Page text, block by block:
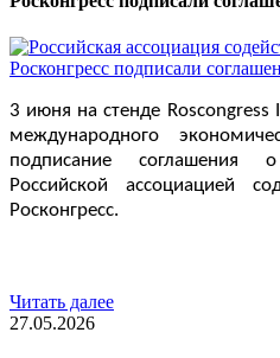
3 июня на стенде Roscongress
международного
подписание соглашения
Российской ассоциацией
Росконгресс.
Читать далее
27.05.2026